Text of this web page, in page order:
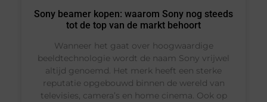
Sony beamer kopen: waarom Sony nog steeds
tot de top van de markt behoort
Wanneer het gaat over hoogwaardige
beeldtechnologie wordt de naam Sony vrijwel
altijd genoemd. Het merk heeft een sterke
reputatie opgebouwd binnen de wereld van
televisies, camera’s en home cinema. Ook op